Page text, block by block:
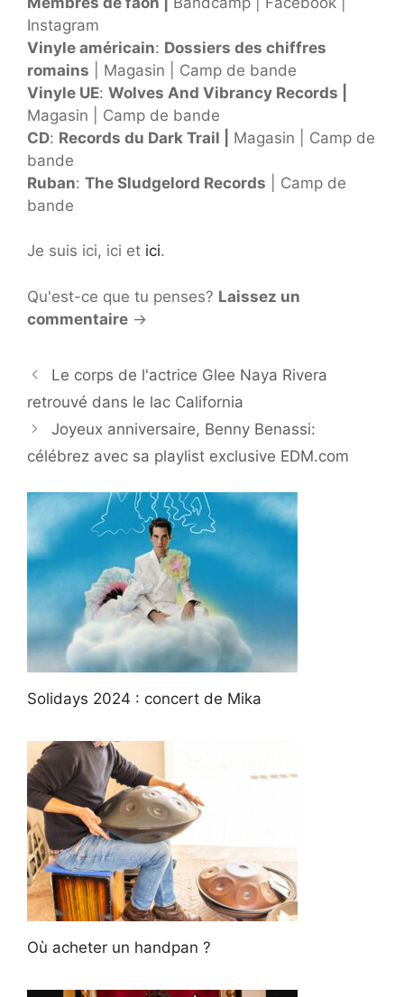
Instagram
Vinyle américain: Dossiers des chiffres
romains | Magasin | Camp de bande
Vinyle UE: Wolves And Vibrancy Records |
Magasin | Camp de bande
CD: Records du Dark Trail |
Magasin | Camp de
bande
Ruban: The Sludgelord Records | Camp de
bande
Je suis ici, ici et ici.
Qu'est-ce que tu penses? Laissez un
commentaire →
Le corps de l'actrice Glee Naya Rivera
retrouvé dans le lac California
Joyeux anniversaire, Benny Benassi:
célébrez avec sa playlist exclusive EDM.com
Solidays 2024 : concert de Mika
Où acheter un handpan ?